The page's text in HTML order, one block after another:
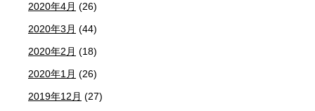
2020年4月 (26)
2020年3月 (44)
2020年2月 (18)
2020年1月 (26)
2019年12月 (27)